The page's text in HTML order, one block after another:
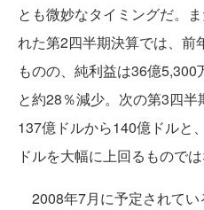
とも微妙なタイミングだ。
れた第2四半期決算では、前
ものの、純利益は36億
と約28％減少。次の第3四
137億ドルから140億ドルと
ドルを大幅に上回るものでは
2008年7月に予定されてい